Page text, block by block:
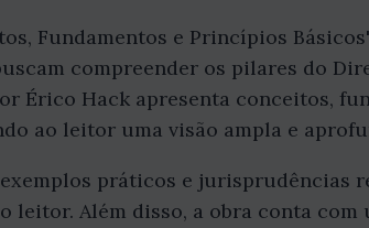
Fundamentos e Princípios
compreender os pilares do
Érico Hack apresenta conceitos,
ao leitor uma visão ampla e
práticos e jurisprudências
leitor. Além disso, a obra conta